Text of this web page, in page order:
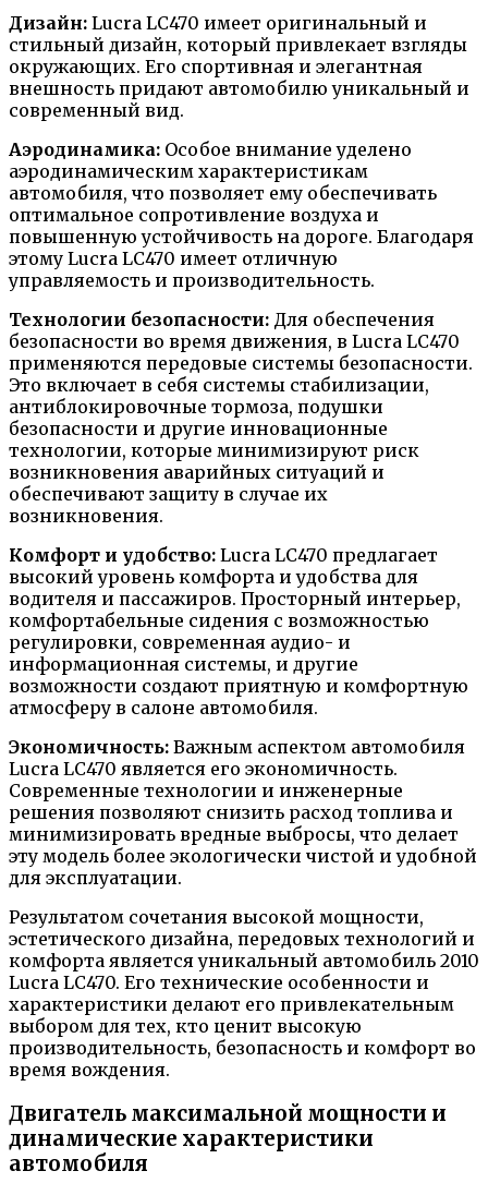
Дизайн: Lucra LC470 имеет оригинальный и
стильный дизайн, который привлекает взгляды
окружающих. Его спортивная и элегантная
внешность придают автомобилю уникальный и
современный вид.
Аэродинамика: Особое внимание уделено
аэродинамическим характеристикам
автомобиля, что позволяет ему обеспечивать
оптимальное сопротивление воздуха и
повышенную устойчивость на дороге. Благодаря
этому Lucra LC470 имеет отличную
управляемость и производительность.
Технологии безопасности: Для обеспечения
безопасности во время движения, в Lucra LC470
применяются передовые системы безопасности.
Это включает в себя системы стабилизации,
антиблокировочные тормоза, подушки
безопасности и другие инновационные
технологии, которые минимизируют риск
возникновения аварийных ситуаций и
обеспечивают защиту в случае их
возникновения.
Комфорт и удобство: Lucra LC470 предлагает
высокий уровень комфорта и удобства для
водителя и пассажиров. Просторный интерьер,
комфортабельные сидения с возможностью
регулировки, современная аудио- и
информационная системы, и другие
возможности создают приятную и комфортную
атмосферу в салоне автомобиля.
Экономичность: Важным аспектом автомобиля
Lucra LC470 является его экономичность.
Современные технологии и инженерные
решения позволяют снизить расход топлива и
минимизировать вредные выбросы, что делает
эту модель более экологически чистой и удобной
для эксплуатации.
Результатом сочетания высокой мощности,
эстетического дизайна, передовых технологий и
комфорта является уникальный автомобиль 2010
Lucra LC470. Его технические особенности и
характеристики делают его привлекательным
выбором для тех, кто ценит высокую
производительность, безопасность и комфорт во
время вождения.
Двигатель максимальной мощности и
динамические характеристики
автомобиля